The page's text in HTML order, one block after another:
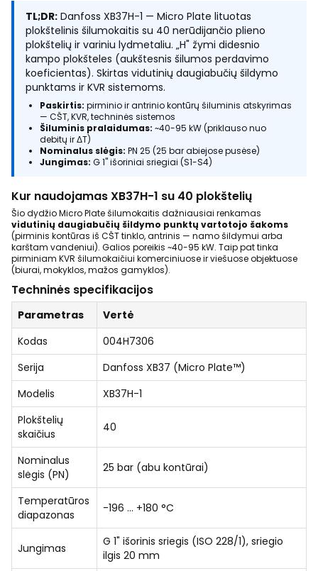
TL;DR: Danfoss XB37H-1 — Micro Plate lituotas
plokštelinis šilumokaitis su 40 nerūdijančio plieno
plokštelių ir variniu lydmetaliu. „H" žymi didesnio
kampo plokšteles (aukštesnis šilumos perdavimo
koeficientas). Skirtas vidutinių daugiabučių šildymo
punktams ir KVR sistemoms.
Paskirtis: pirminio ir antrinio kontūrų šiluminis atskyrimas
— CŠT, KVR, techninės sistemos
Šiluminis pralaidumas: ~40-95 kW (priklauso nuo
debitų ir ΔT)
Nominalus slėgis: PN 25 (25 bar abiejose pusėse)
Jungimas: G 1" išoriniai sriegiai (S1-S4)
Kur naudojamas XB37H-1 su 40 plokštelių
Šio dydžio Micro Plate šilumokaitis dažniausiai renkamas
vidutinių daugiabučių šildymo punktų vartotojo šakoms
(pirminis kontūras iš CŠT tinklo, antrinis — namo šildymui arba
karštam vandeniui). Galios poreikis ~40-95 kW. Taip pat tinka
pirminiam KVR šilumokaičiui komerciniuose ir viešuose objektuose
(biurai, mokyklos, mažos gamyklos).
Techninės specifikacijos
Parametras
Vertė
Kodas
004H7306
Serija
Danfoss XB37 (Micro Plate™)
Modelis
XB37H-1
Plokštelių
skaičius
40
Nominalus
slėgis (PN)
25 bar (abu kontūrai)
Temperatūros
diapazonas
-196 … +180 °C
Jungimas
G 1" išorinis sriegis (ISO 228/1), sriegio
ilgis 20 mm